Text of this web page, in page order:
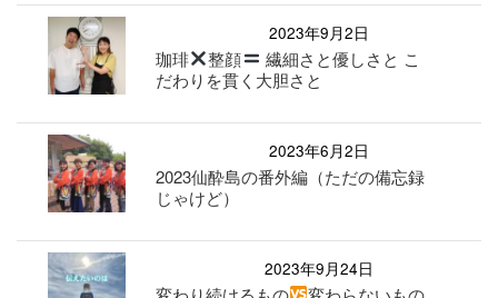
2023年9月2日
珈琲 整顔
繊細さと優しさと こ
だわりを貫く大胆さと
2023年6月2日
2023仙酔島の番外編（ただの備忘録
じゃけど）
2023年9月24日